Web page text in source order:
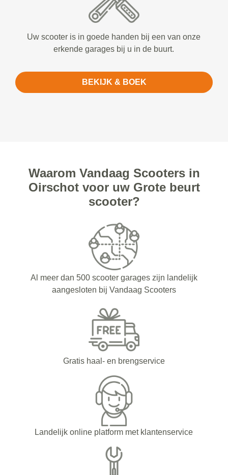
Uw scooter is in goede handen bij een van onze
erkende garages bij u in de buurt.
BEKIJK & BOEK
Waarom Vandaag Scooters in
Oirschot voor uw Grote beurt
scooter?
Al meer dan 500 scooter garages zijn landelijk
aangesloten bij Vandaag Scooters
Gratis haal- en brengservice
Landelijk online platform met klantenservice